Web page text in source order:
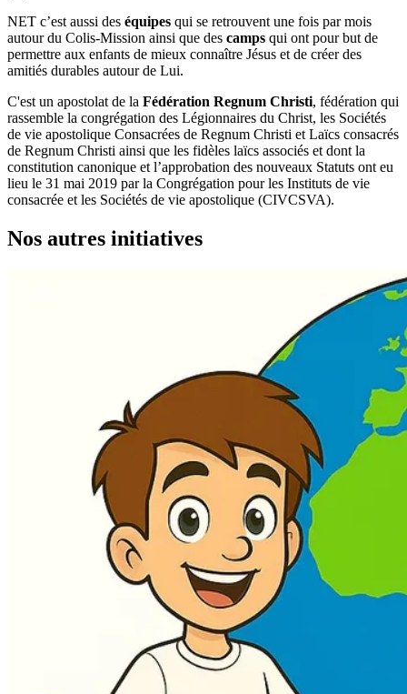
NET c’est aussi des équipes qui se retrouvent une fois par mois
autour du Colis-Mission ainsi que des camps qui ont pour but de
permettre aux enfants de mieux connaître Jésus et de créer des
amitiés durables autour de Lui.
C'est un apostolat de la Fédération Regnum Christi, fédération qui
rassemble la congrégation des Légionnaires du Christ, les Sociétés
de vie apostolique Consacrées de Regnum Christi et Laïcs consacrés
de Regnum Christi ainsi que les fidèles laïcs associés et dont la
constitution canonique et l’approbation des nouveaux Statuts ont eu
lieu le 31 mai 2019 par la Congrégation pour les Instituts de vie
consacrée et les Sociétés de vie apostolique (CIVCSVA).
Nos autres initiatives